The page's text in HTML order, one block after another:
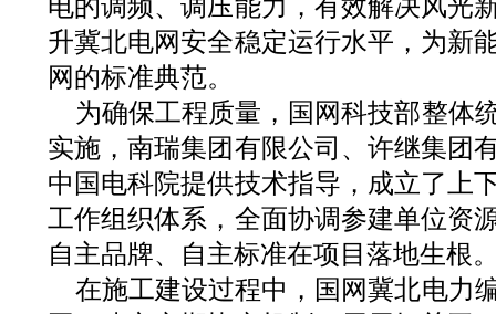
电的调频、调压能力，有效解决风光
升冀北电网安全稳定运行水平，为新
网的标准典范。
为确保工程质量，国网科技部整体
实施，南瑞集团有限公司、许继集团
中国电科院提供技术指导，成立了上
工作组织体系，全面协调参建单位资
自主品牌、自主标准在项目落地生根
在施工建设过程中，国网冀北电力